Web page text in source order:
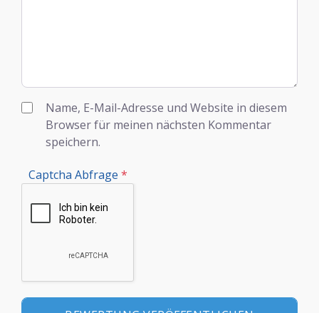
Name, E-Mail-Adresse und Website in diesem
Browser für meinen nächsten Kommentar
speichern.
Captcha Abfrage *